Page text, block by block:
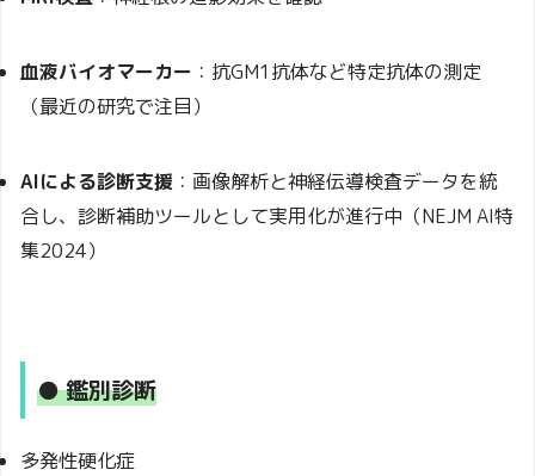
血液バイオマーカー ：抗GM1抗体など特定抗体の測定
（最近の研究で注目）
AIによる診断支援 ：画像解析と神経伝導検査データを統
合し、診断補助ツールとして実用化が進行中（NEJM AI特
集2024）
● 鑑別診断
多発性硬化症